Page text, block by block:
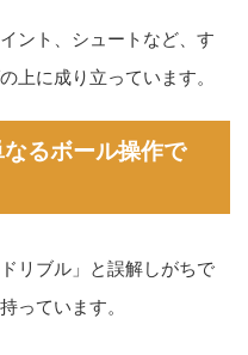
ント、シュートなど、す
上に成り立っています。
るボール操作で
リブル」と誤解しがちで
っています。